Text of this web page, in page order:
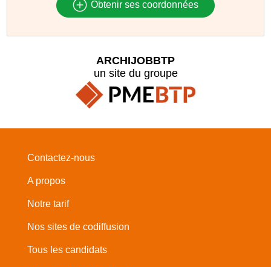
Obtenir ses coordonnées
ARCHIJOBBTP
un site du groupe
Contactez-nous
A propos
Notre tarif
Nos sites de codiffusion
Tous les candidats